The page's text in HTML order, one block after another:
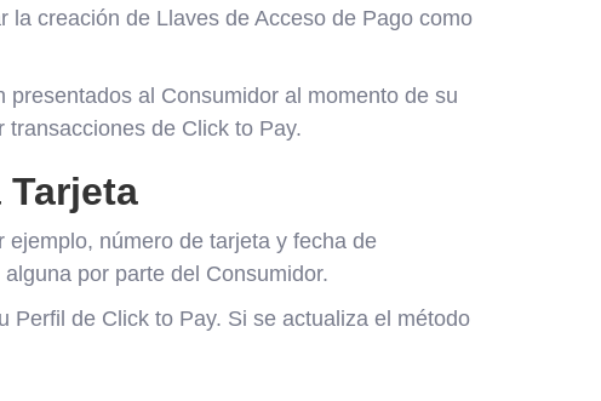
creación de Llaves de Acceso de Pago como
al Consumidor al momento de su
de Click to Pay.
número de tarjeta y fecha de
por parte del Consumidor.
Perfil de Click to Pay. Si se actualiza el método